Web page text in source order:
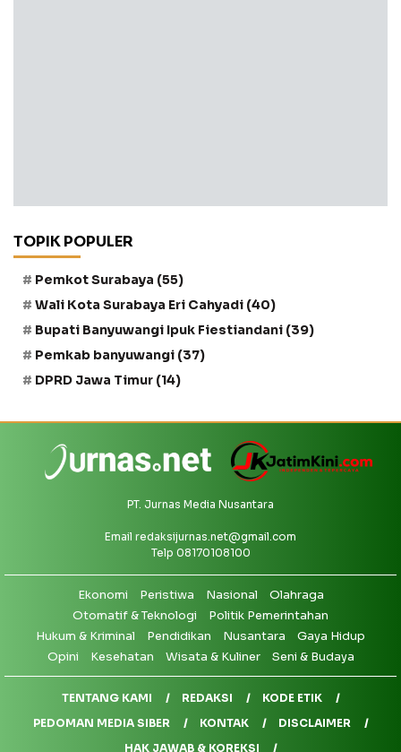
TOPIK POPULER
Pemkot Surabaya (55)
Wali Kota Surabaya Eri Cahyadi (40)
Bupati Banyuwangi Ipuk Fiestiandani (39)
Pemkab banyuwangi (37)
DPRD Jawa Timur (14)
PT. Jurnas Media Nusantara
Email redaksijurnas.net@gmail.com
Telp 08170108100
Ekonomi Peristiwa Nasional
Olahraga
Otomatif & Teknologi
Politik Pemerintahan
Hukum & Kriminal
Pendidikan Nusantara
Gaya Hidup
Opini
Kesehatan Wisata & Kuliner Seni & Budaya
TENTANG KAMI REDAKSI
KODE ETIK
PEDOMAN MEDIA SIBER
KONTAK
DISCLAIMER
HAK JAWAB & KOREKSI